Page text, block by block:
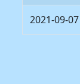
2021-09-